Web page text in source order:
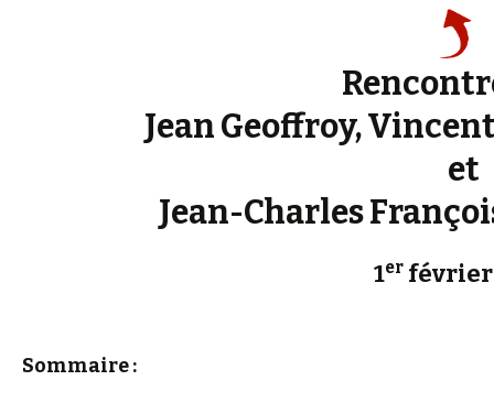
Jean Geoffroy,
et
Jean-Charles
1er février
Sommaire :